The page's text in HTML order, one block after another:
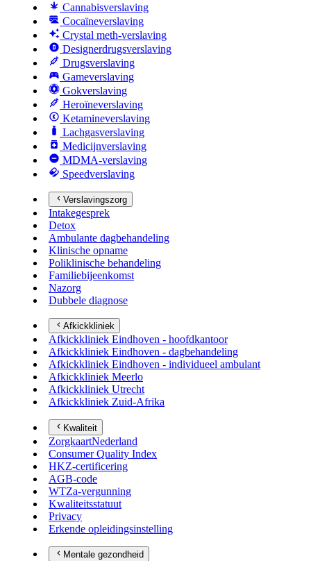
Cannabisverslaving
Cocaïneverslaving
Crystal meth-verslaving
Designerdrugsverslaving
Drugsverslaving
Gameverslaving
Gokverslaving
Heroïneverslaving
Ketamineverslaving
Lachgasverslaving
Medicijnverslaving
MDMA-verslaving
Speedverslaving
Verslavingszorg
Intakegesprek
Detox
Ambulante dagbehandeling
Klinische opname
Poliklinische behandeling
Familiebijeenkomst
Nazorg
Dubbele diagnose
Afkickkliniek
Afkickkliniek Eindhoven - hoofdkantoor
Afkickkliniek Eindhoven - dagbehandeling
Afkickkliniek Eindhoven - individueel ambulant
Afkickkliniek Meerlo
Afkickkliniek Utrecht
Afkickkliniek Zuid-Afrika
Kwaliteit
ZorgkaartNederland
Consumer Quality Index
HKZ-certificering
AGB-code
WTZa-vergunning
Kwaliteitsstatuut
Privacy
Erkende opleidingsinstelling
Mentale gezondheid